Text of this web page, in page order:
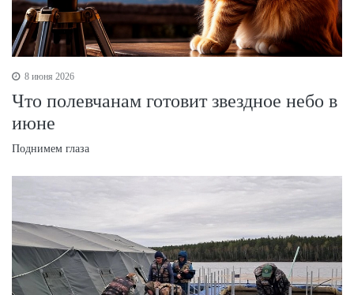
8 июня 2026
Что полевчанам готовит звездное небо в
июне
Поднимем глаза